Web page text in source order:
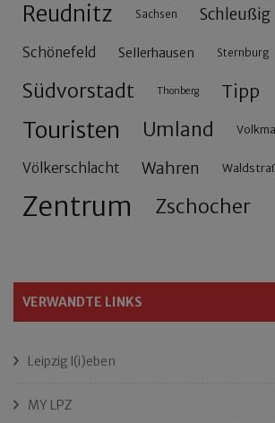
Reudnitz Sachsen Schleußig
Schönefeld Sellerhausen Sternburg
Südvorstadt Thonberg Tipp
Touristen Umland
Völkerschlacht Wahren
Zentrum Zschocher
VERWANDTE LINKS
Leipzig l(i)eben
MY LPZ